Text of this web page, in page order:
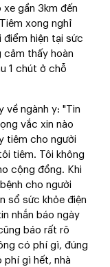
xe gần 3km đến
xong nghỉ
điểm hiện tại sức
cảm thấy hoàn
1 chút ở chỗ
về ngành y: "Tin
vắc xin nào
tiêm cho người
tiêm. Tôi không
cộng đồng. Khi
cho người
sổ sức khỏe điện
nhắn báo ngày
báo rất rõ
có phí gì, đúng
phí gì hết, nhà